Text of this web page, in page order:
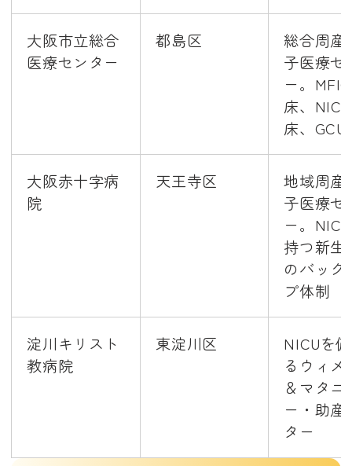
大阪市立総合
医療センター
都島区
総合周産
子医療セ
ー。
床、
床、
大阪赤十字病
院
天王寺区
地域周産
子医療セ
ー。
持つ新生
のバック
プ体制
淀川キリスト
教病院
東淀川区
NICUを
るウィメ
＆マタニ
ー・助産
ター